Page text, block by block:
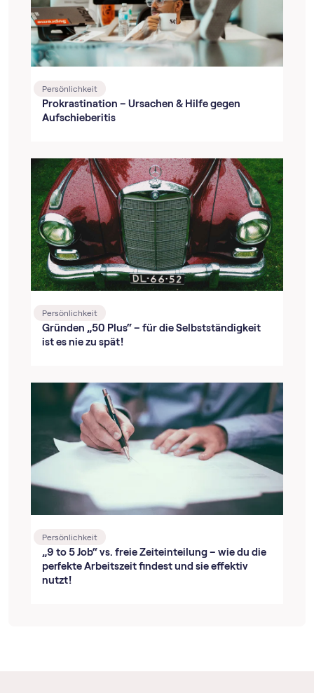
Persönlichkeit
Prokrastination – Ursachen & Hilfe gegen
Aufschieberitis
Persönlichkeit
Gründen „50 Plus“ – für die Selbstständigkeit
ist es nie zu spät!
Persönlichkeit
„9 to 5 Job“ vs. freie Zeiteinteilung – wie du die
perfekte Arbeitszeit findest und sie effektiv
nutzt!